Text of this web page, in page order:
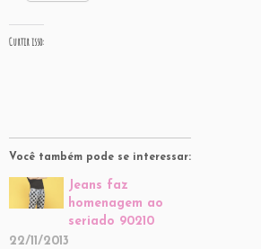
Curtir isso:
Você também pode se interessar:
Jeans faz
homenagem ao
seriado 90210
22/11/2013